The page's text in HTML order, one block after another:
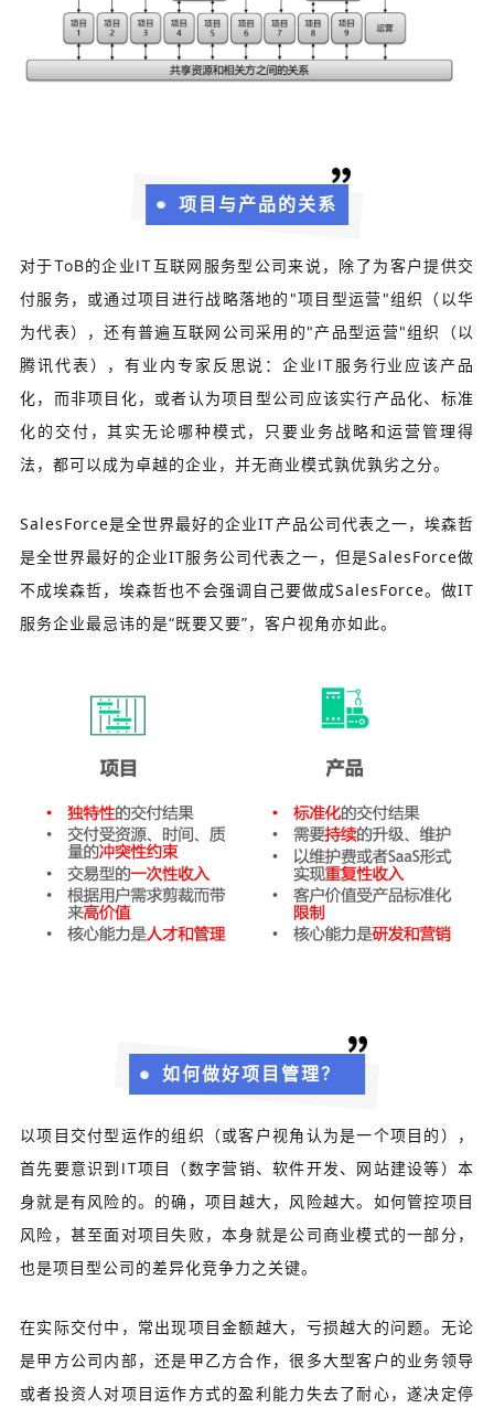
项目与产品的关系
对于ToB的企业IT互联网服务型公司来说，除了为客户提供交
付服务，或通过项目进行战略落地的"项目型运营"组织（以华
为代表），还有普遍互联网公司采用的"产品型运营"组织（以
腾讯代表），有业内专家反思说：企业IT服务行业应该产品
化，而非项目化，或者认为项目型公司应该实行产品化、标准
化的交付，其实无论哪种模式，只要业务战略和运营管理得
法，都可以成为卓越的企业，并无商业模式孰优孰劣之分。
SalesForce是全世界最好的企业IT产品公司代表之一，埃森哲
是全世界最好的企业IT服务公司代表之一，但是SalesForce做
不成埃森哲，埃森哲也不会强调自己要做成SalesForce。做IT
服务企业最忌讳的是“既要又要”，客户视角亦如此。
如何做好项目管理？
以项目交付型运作的组织（或客户视角认为是一个项目的），
首先要意识到 IT项目（数字营销、软件开发、网站建设等）本
身就是有风险的。 的确，项目越大，风险越大。 如何管控项目
风险，甚至面对项目失败，本身就是公司商业模式的一部分，
也是项目型公司的差异化竞争力之关键。
在实际交付中，常出现项目金额越大，亏损越大的问题。 无论
是甲方公司内部，还是甲乙方合作，很多大型客户的业务领导
或者投资人对项目运作方式的盈利能力失去了耐心，遂决定停